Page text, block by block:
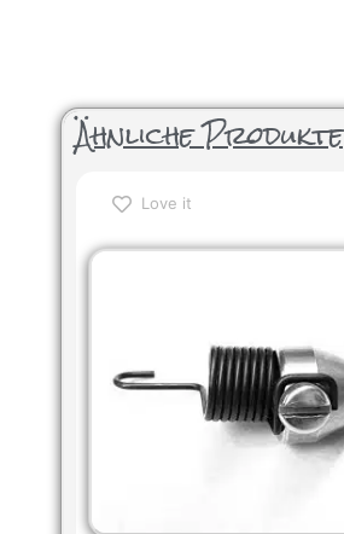
Ähnliche Produkte
Love it